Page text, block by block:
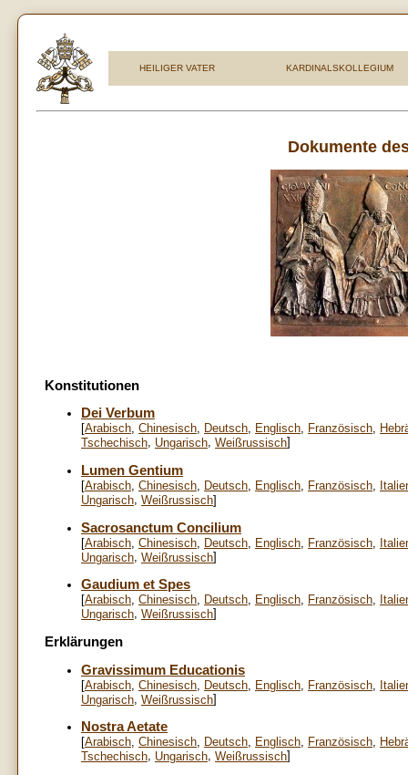
HEILIGER VATER KARDINALSKOLLEGIUM
Dokumente
Konstitutionen
Dei Verbum
[Arabisch, Chinesisch, Deutsch, Englisch, Französisch,
Tschechisch, Ungarisch, Weißrussisch]
Lumen Gentium
[Arabisch Chinesisch Deutsch Englisch Französisch
Ungarisch, Weißrussisch]
Sacrosanctum Concilium
[Arabisch Chinesisch Deutsch Englisch Französisch
Ungarisch, Weißrussisch]
Gaudium et Spes
[Arabisch, Chinesisch, Deutsch, Englisch, Französisch,
Ungarisch, Weißrussisch]
Erklärungen
Gravissimum Educationis
[Arabisch Chinesisch Deutsch Englisch Französisch
Ungarisch, Weißrussisch]
Nostra Aetate
[Arabisch, Chinesisch, Deutsch, Englisch, Französisch,
Tschechisch, Ungarisch, Weißrussisch]